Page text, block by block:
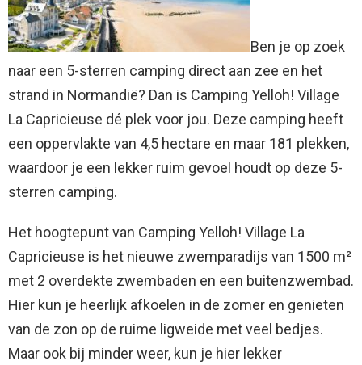
Ben je op zoek
naar een 5-sterren camping direct aan zee en het
strand in Normandië? Dan is Camping Yelloh! Village
La Capricieuse dé plek voor jou. Deze camping heeft
een oppervlakte van 4,5 hectare en maar 181 plekken,
waardoor je een lekker ruim gevoel houdt op deze 5-
sterren camping.
Het hoogtepunt van Camping Yelloh! Village La
Capricieuse is het nieuwe zwemparadijs van 1500 m²
met 2 overdekte zwembaden en een buitenzwembad.
Hier kun je heerlijk afkoelen in de zomer en genieten
van de zon op de ruime ligweide met veel bedjes.
Maar ook bij minder weer, kun je hier lekker